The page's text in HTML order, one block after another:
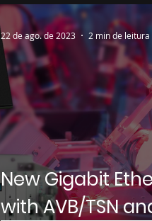
New Gigabit
with AVB/TSN
22 de ago. de 2023 2 min de leitura